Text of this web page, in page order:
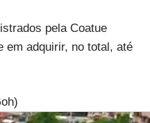
pela Coatue
em adquirir, no total, até